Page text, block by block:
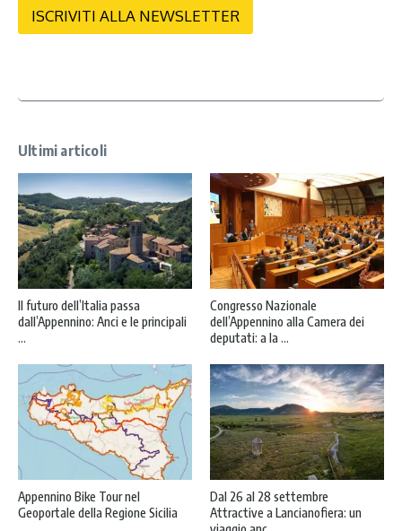
a
ISCRIVITI ALLA NEWSLETTER
Ultimi articoli
Il futuro dell’Italia passa
dall’Appennino: Anci e le principali
...
Congresso Nazionale
dell’Appennino alla Camera dei
deputati: a la ...
Appennino Bike Tour nel
Geoportale della Regione Sicilia
Dal 26 al 28 settembre
Attractive a Lancianofiera: un